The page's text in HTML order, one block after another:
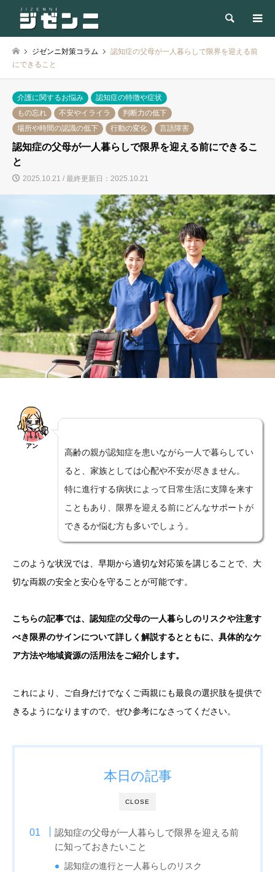
検索
ジゼンニ対策コラム
認知症の父母が一人暮らしで限界を迎える前
にできること
介護に関するお悩み
認知症の特徴や症状
もの忘れ
不安やイライラ
判断力の低下
場所や時間の認識の低下
行動の変化 言語障害
認知症の父母が一人暮らしで限界を迎える前にできるこ
と
2025.10.21 / 最終更新日：2025.10.21
アン
高齢の親が認知症を患いながら一人で暮らしてい
ると、家族としては心配や不安が尽きません。
特に進行する病状によって日常生活に支障を来す
こともあり、限界を迎える前にどんなサポートが
できるか悩む方も多いでしょう。
このような状況では、早期から適切な対応策を講じることで、大
切な両親の安全と安心を守ることが可能です。
こちらの記事では、認知症の父母の一人暮らしのリスクや注意す
べき限界のサインについて詳しく解説するとともに、具体的なケ
ア方法や地域資源の活用法をご紹介します。
これにより、ご自身だけでなくご両親にも最良の選択肢を提供で
きるようになりますので、ぜひ参考になさってください。
CLOSE
本日の記事
認知症の父母が一人暮らしで限界を迎える前
に知っておきたいこと
認知症の進行と一人暮らしのリスク